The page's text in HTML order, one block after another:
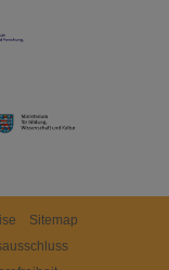
Sitemap